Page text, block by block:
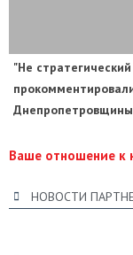
"Не
Днепропетровщины
Ваше отношение к
НОВОСТИ